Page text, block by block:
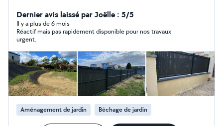
(aménagements/terrassement/arrosage
intégré/plantations/clôtures..). Réparation système de
filtration piscine. Je peux aussi bien intervenir chez vous
pour du petit bricolage.
Dernier avis laissé par Joëlle : 5/5
Il y a plus de 6 mois
Réactif mais pas rapidement disponible pour nos travaux
urgent.
Aménagement de jardin Bêchage de jardin